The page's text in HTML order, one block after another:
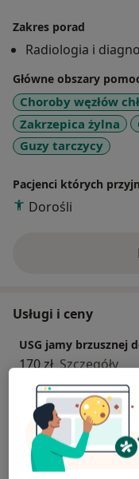
Zakres porad
Radiologia i
Główne obszary
Choroby węzłów
Zakrzepica żylna
Guzy tarczycy
Pacjenci których
Dorośli
Usługi i ceny
USG jamy brzusznej
170 zł Szczegóły
USG tarczycy
170 zł Szczegóły
USG węzłów chłonnych